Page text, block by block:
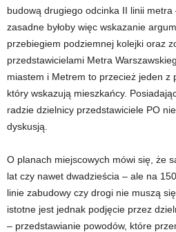
budową drugiego odcinka II linii
zasadne byłoby więc wskazanie
przebiegiem podziemnej kolejki oraz
przedstawicielami Metra
miastem i Metrem to przecież jeden z
który wskazują mieszkańcy.
radzie dzielnicy przedstawiciele PO
dyskusją.
O planach miejscowych mówi się, że
lat czy nawet dwadzieścia – ale na
linie zabudowy czy drogi nie muszą
istotne jest jednak podjęcie przez
– przedstawianie powodów, które